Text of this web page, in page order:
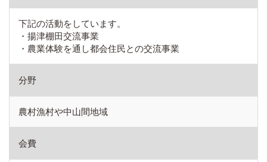
下記の活動をしています。
・揚津棚田交流事業
・農業体験を通し都会住民との交流事業
分野
農村漁村や中山間地域
会費